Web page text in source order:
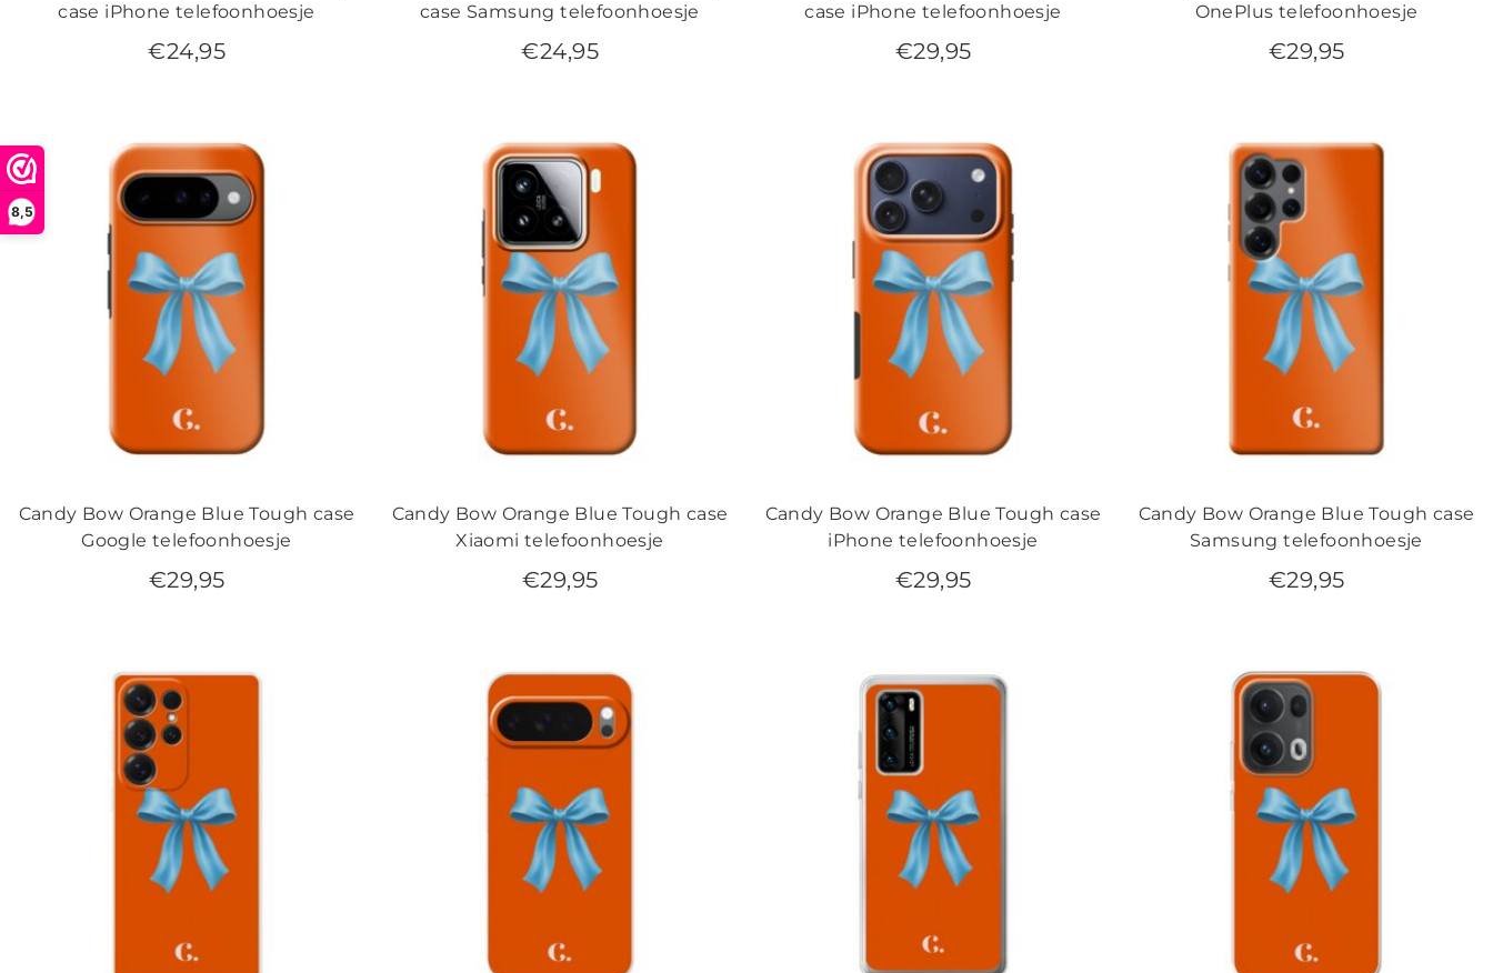
8,5
case iPhone telefoonhoesje
€24,95
case Samsung telefoonhoesje
€24,95
case iPhone telefoonhoesje
€29,95
OnePlus telefoonhoesje
€29,95
Candy Bow Orange Blue Tough case
Google telefoonhoesje
€29,95
Candy Bow Orange Blue Tough case
Xiaomi telefoonhoesje
€29,95
Candy Bow Orange Blue Tough case
iPhone telefoonhoesje
€29,95
Candy Bow Orange Blue Tough case
Samsung telefoonhoesje
€29,95